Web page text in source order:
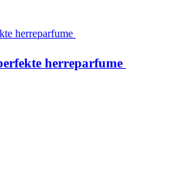
herreparfume